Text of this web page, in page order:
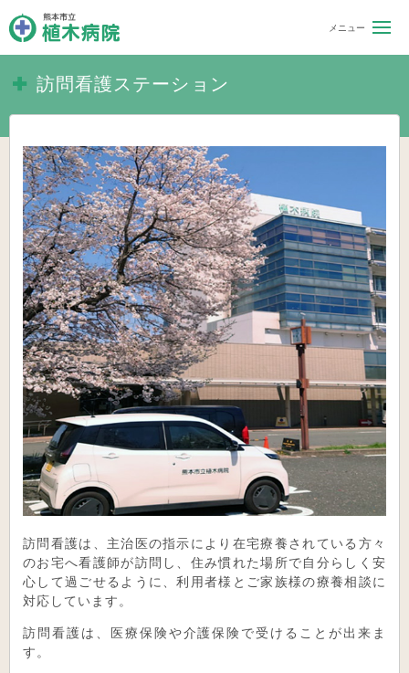
訪問看護ステーション
訪問看護は、主治医の指示により在宅療養されている方々
のお宅へ看護師が訪問し、住み慣れた場所で自分らしく安
心して過ごせるように、利用者様とご家族様の療養相談に
対応しています。
訪問看護は、医療保険や介護保険で受けることが出来ま
す。